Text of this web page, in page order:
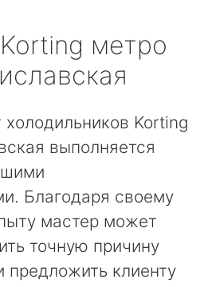
Korting метро
Korting
выполняется
Благодаря своему
мастер может
точную причину
предложить клиенту